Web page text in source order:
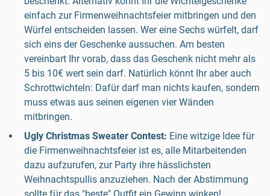
einfach zur Firmenweihnachtsfeier mitbringen und den
Würfel entscheiden lassen. Wer eine Sechs würfelt, darf
sich eins der Geschenke aussuchen. Am besten
vereinbart Ihr vorab, dass das Geschenk nicht mehr als
5 bis 10€ wert sein darf. Natürlich könnt Ihr aber auch
Schrottwichteln: Dafür darf man nichts kaufen, sondern
muss etwas aus seinen eigenen vier Wänden
mitbringen.
Ugly Christmas Sweater Contest: Eine witzige Idee für
die Firmenweihnachtsfeier ist es, alle Mitarbeitenden
dazu aufzurufen, zur Party ihre hässlichsten
Weihnachtspullis anzuziehen. Nach der Abstimmung